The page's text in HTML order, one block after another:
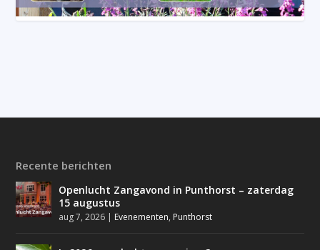
Recente berichten
Openlucht Zangavond in Punthorst – zaterdag
15 augustus
aug 7, 2026 | Evenementen, Punthorst